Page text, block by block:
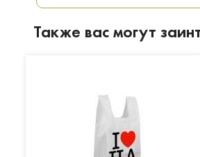
Также вас могут